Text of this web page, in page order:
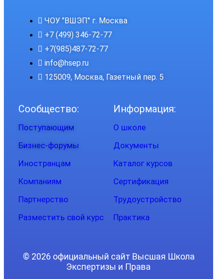
ЧОУ "ВШЭП" г. Москва
+7 (499) 346-72-77
+7(985)487-72-77
info@hsep.ru
125009, Москва, Газетный пер. 5
Сообщество:
Поступающим
Бизнес-форумы
Иностранцам
Компаниям
Партнерство
Разместить свой курс
Информация:
О школе
Документы
Каталог курсов
Сертификация
Трудоустройство
Практика
© 2026 официальный сайт Высшая Школа
Экспертизы и Права